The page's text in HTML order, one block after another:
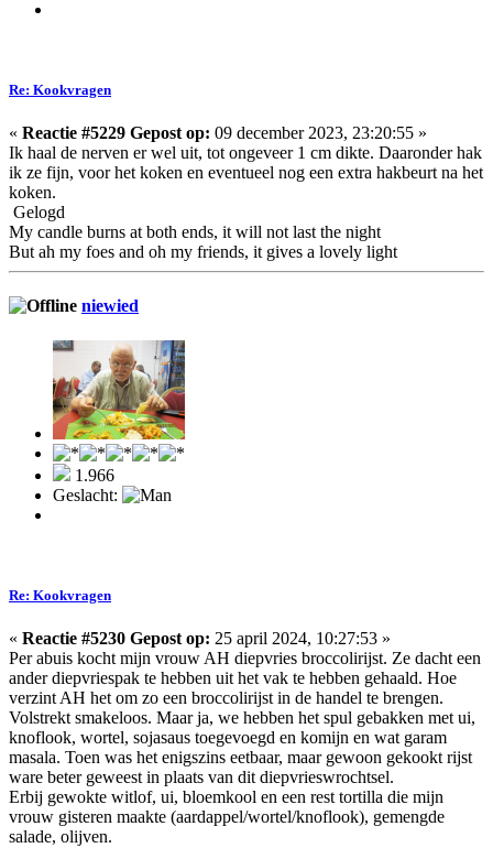
Re: Kookvragen
« Reactie #5229 Gepost op: 09 december 2023, 23:20:55 »
Ik haal de nerven er wel uit, tot ongeveer 1 cm dikte. Daaronder hak
ik ze fijn, voor het koken en eventueel nog een extra hakbeurt na het
koken.
Gelogd
My candle burns at both ends, it will not last the night
But ah my foes and oh my friends, it gives a lovely light
niewied
1.966
Geslacht:
Re: Kookvragen
« Reactie #5230 Gepost op: 25 april 2024, 10:27:53 »
Per abuis kocht mijn vrouw AH diepvries broccolirijst. Ze dacht een
ander diepvriespak te hebben uit het vak te hebben gehaald. Hoe
verzint AH het om zo een broccolirijst in de handel te brengen.
Volstrekt smakeloos. Maar ja, we hebben het spul gebakken met ui,
knoflook, wortel, sojasaus toegevoegd en komijn en wat garam
masala. Toen was het enigszins eetbaar, maar gewoon gekookt rijst
ware beter geweest in plaats van dit diepvrieswrochtsel.
Erbij gewokte witlof, ui, bloemkool en een rest tortilla die mijn
vrouw gisteren maakte (aardappel/wortel/knoflook), gemengde
salade, olijven.